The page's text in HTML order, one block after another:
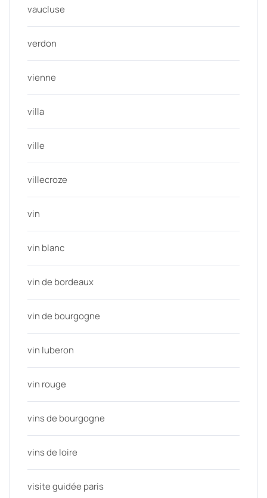
vaucluse
verdon
vienne
villa
ville
villecroze
vin
vin blanc
vin de bordeaux
vin de bourgogne
vin luberon
vin rouge
vins de bourgogne
vins de loire
visite guidée paris